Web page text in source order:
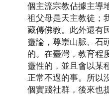
個主流宗教佔據主導
祖父母是天主教徒；
藏傳佛教。此外還有
靈論，尊崇山脈、石
的。在臺灣，教育程
靈性的，並且會以某
正常不過的事。所以
個實踐社群，後來也